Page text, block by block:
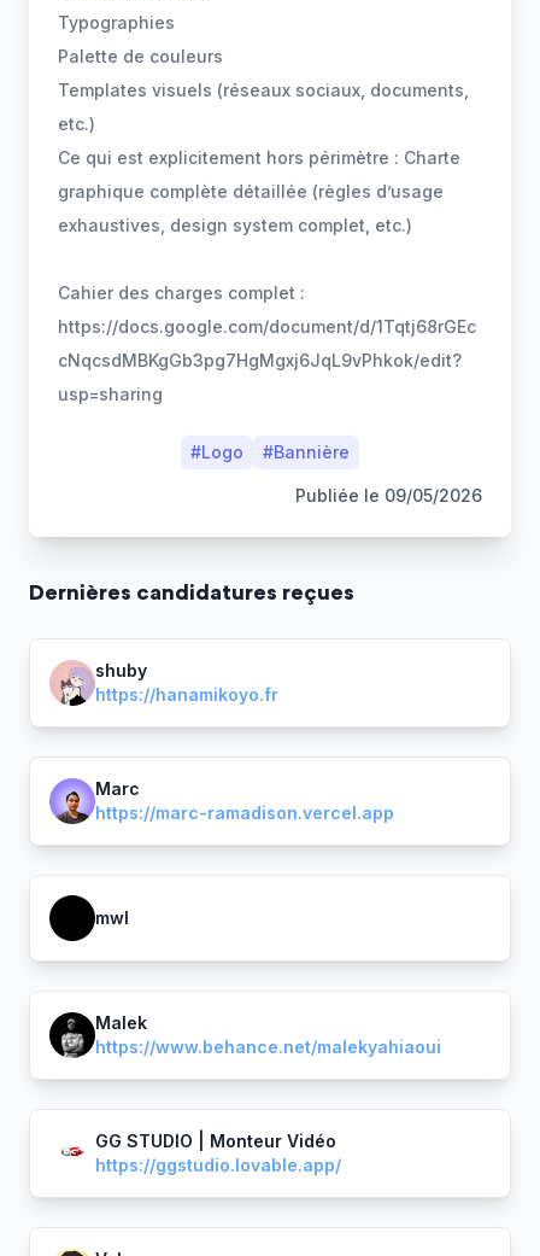
Typographies
Palette de couleurs
Templates visuels (réseaux sociaux, documents,
etc.)
Ce qui est explicitement hors périmètre : Charte
graphique complète détaillée (règles d’usage
exhaustives, design system complet, etc.)
Cahier des charges complet :
https://docs.google.com/document/d/1Tqtj68rGEc
cNqcsdMBKgGb3pg7HgMgxj6JqL9vPhkok/edit?
usp=sharing
#Logo #Bannière
Publiée le 09/05/2026
Dernières candidatures reçues
shuby
https://hanamikoyo.fr
Marc
https://marc-ramadison.vercel.app
mwl
Malek
https://www.behance.net/malekyahiaoui
GG STUDIO | Monteur Vidéo
https://ggstudio.lovable.app/